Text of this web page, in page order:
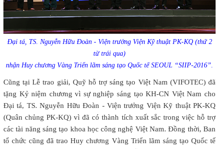
Đại tá, TS. Nguyễn Hữu Đoàn - Viện trưởng Viện Kỹ thuật PK-KQ (thứ 2
từ trái qua)
nhận Huy chương Vàng Triển lãm sáng tạo Quốc tế SEOUL “SIIP-2016”.
Cũng tại Lễ trao giải, Quỹ hỗ trợ sáng tạo Việt Nam (VIFOTEC) đã
tặng Kỷ niệm chương vì sự nghiệp sáng tạo KH-CN Việt Nam cho
Đại tá, TS. Nguyễn Hữu Đoàn - Viện trưởng Viện Kỹ thuật PK-KQ
(Quân chủng PK-KQ) vì đã có thành tích xuất sắc trong việc hỗ trợ
các tài năng sáng tạo khoa học công nghệ Việt Nam. Đồng thời, Ban
tổ chức cũng đã trao Huy chương Vàng Triển lãm sáng tạo Quốc tế